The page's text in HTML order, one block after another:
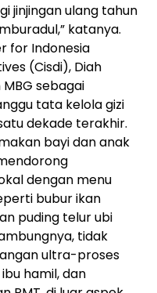
jinjingan ulang tahun
katanya.
for Indonesia
(Cisdi), Diah
sebagai
tata kelola gizi
dekade terakhir.
bayi dan anak
dengan menu
bubur ikan
puding telur ubi
tidak
ultra-proses
hamil, dan